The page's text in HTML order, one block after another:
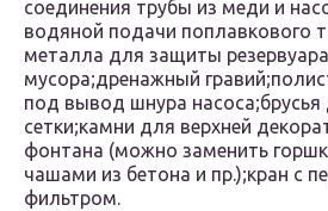
соединения трубы из меди и
водяной подачи поплавкового
металла для защиты
мусора;дренажный
под вывод шнура насоса;брусья
сетки;камни для верхней
фонтана (можно заменить
чашами из бетона и пр.);кран с
фильтром.